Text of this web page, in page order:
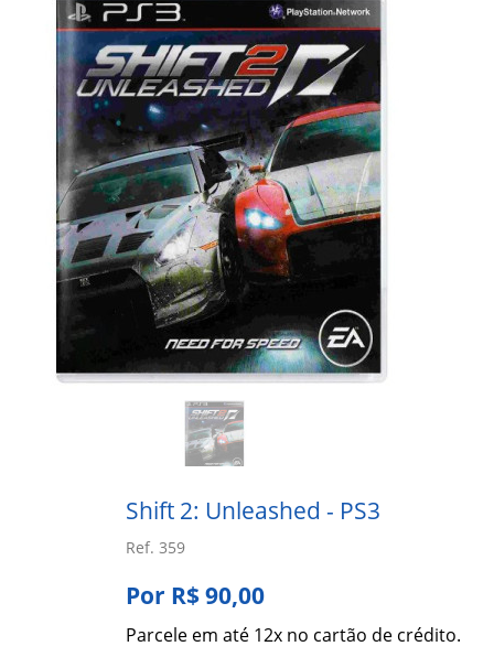
Shift 2: Unleashed - PS3
Ref. 359
Por R$ 90,00
Parcele em até 12x no cartão de crédito.